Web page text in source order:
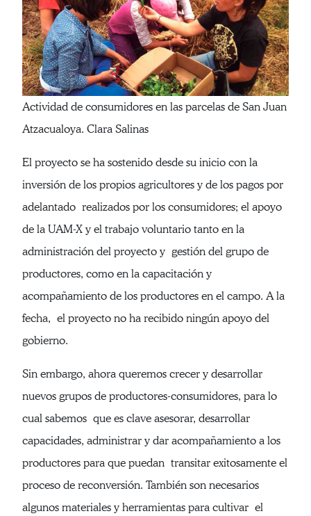
Actividad de consumidores en las parcelas de San Juan
Atzacualoya. Clara Salinas
El proyecto se ha sostenido desde su inicio con la
inversión de los propios agricultores y de los pagos por
adelantado realizados por los consumidores; el apoyo
de la UAM-X y el trabajo voluntario tanto en la
administración del proyecto y gestión del grupo de
productores, como en la capacitación y
acompañamiento de los productores en el campo. A la
fecha, el proyecto no ha recibido ningún apoyo del
gobierno.
Sin embargo, ahora queremos crecer y desarrollar
nuevos grupos de productores-consumidores, para lo
cual sabemos que es clave asesorar, desarrollar
capacidades, administrar y dar acompañamiento a los
productores para que puedan transitar exitosamente el
proceso de reconversión. También son necesarios
algunos materiales y herramientas para cultivar el